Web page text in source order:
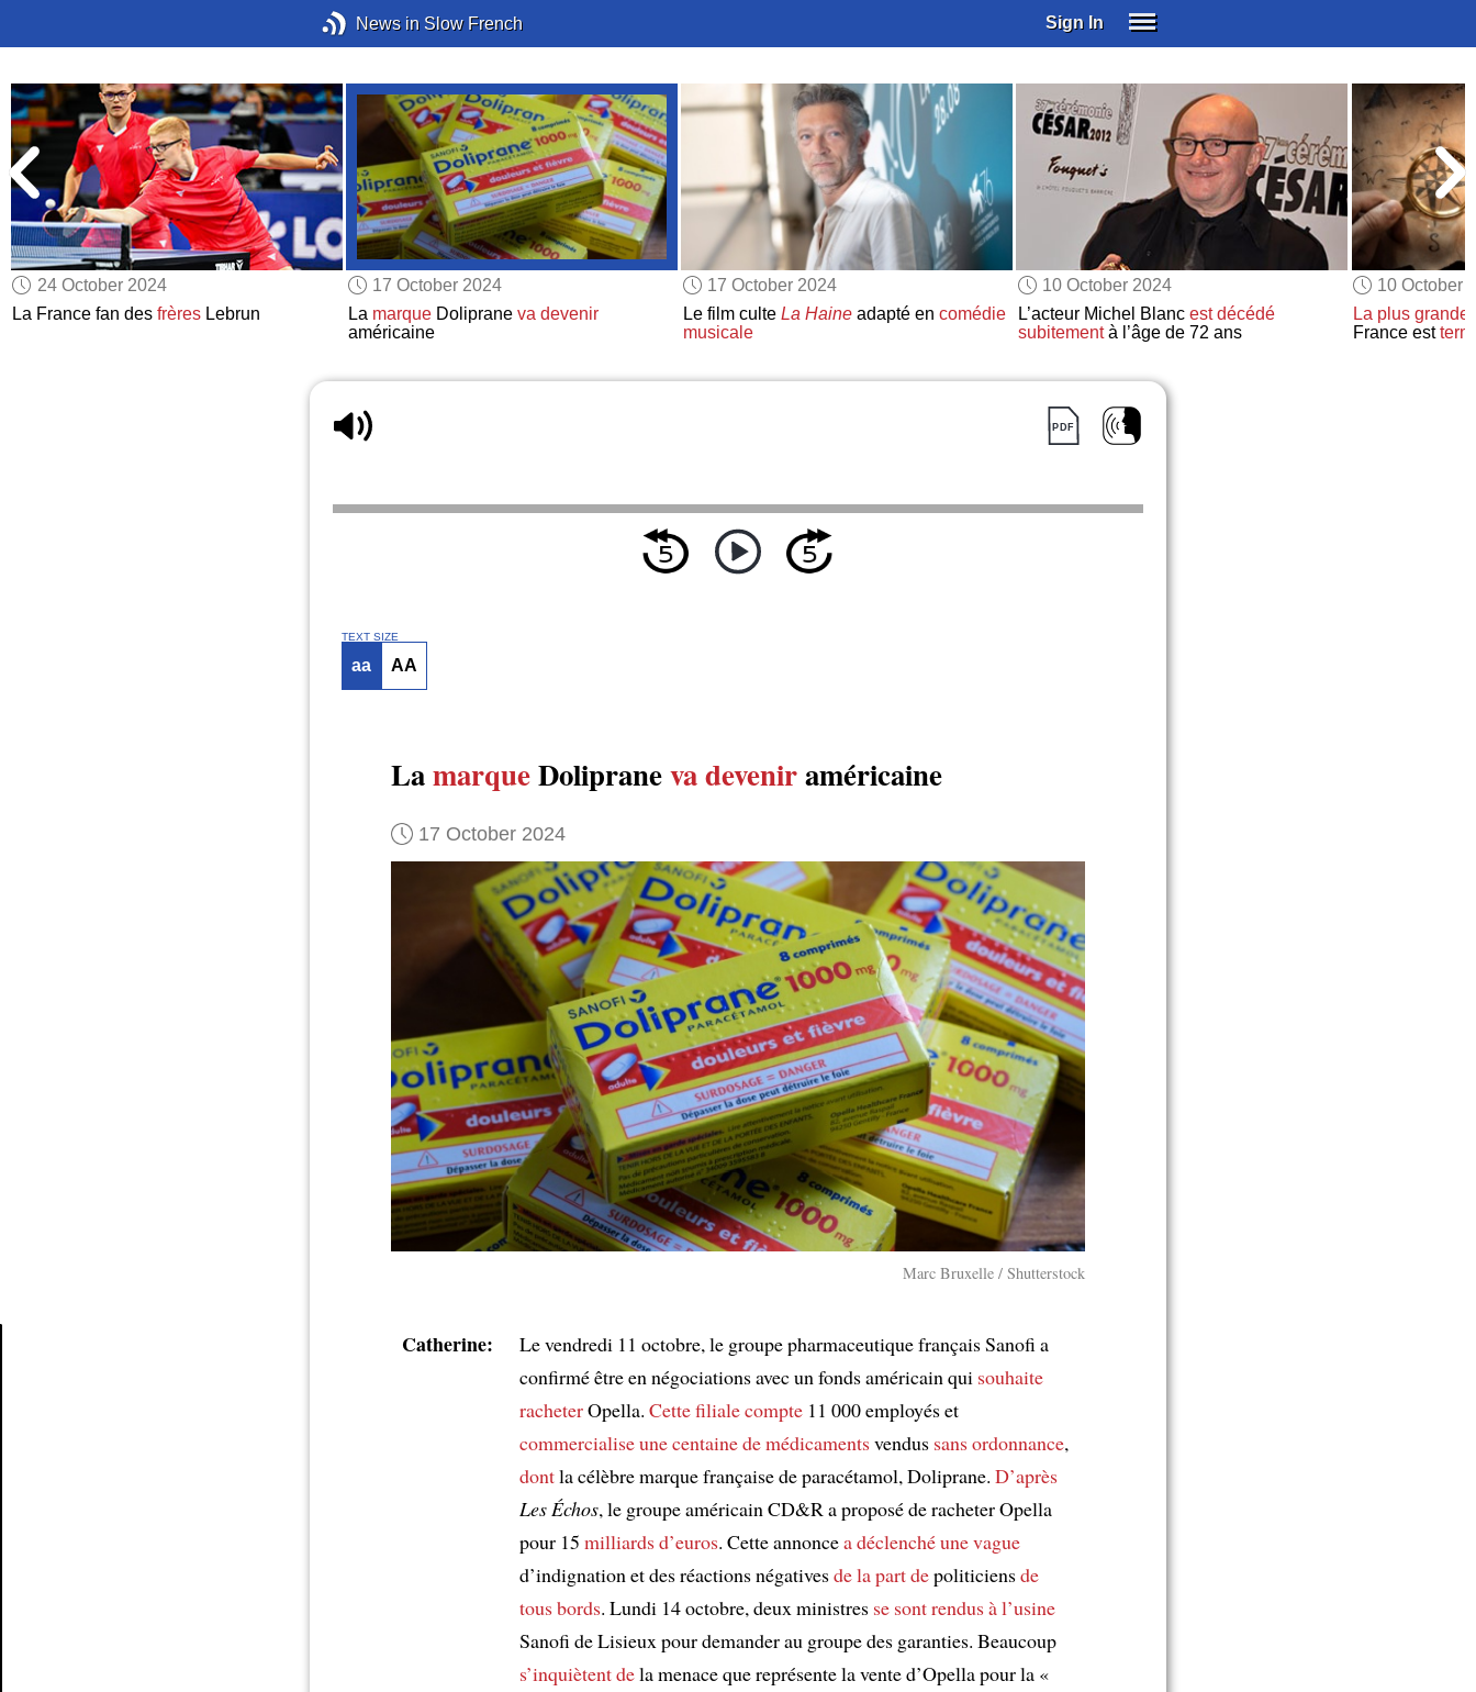
News in Slow French Sign In
SUBSCRIBE
EDUCATIONAL LICENSES
GIFT CARDS
OTHER LANGUAGES
ABOUT US
ALEXA
ADJUST COLORS
24 October 2024
La France fan desfrères Lebrun
17 October 2024
La marqueDoliprane va devenir
américaine
17 October 2024
Le film culte La Haineadapté en comédie
musicale
10 October 2024
L’acteur Michel Blanc est décédé
subitementà l’âge de 72 ans
10 October
La plus grande
France est
TEXT SIZE
aa AA
LamarqueDolipraneva deveniraméricaine
17 October 2024
Marc Bruxelle / Shutterstock
Catherine:
Le vendredi 11 octobre, le groupe pharmaceutique français Sanofi a
confirmé être en négociations avec un fonds américain qui souhaite
racheterOpella. Cette filialecompte 11 000 employés et
commercialiseune centaine de médicamentsvendus sans ordonnance,
dontla célèbre marque française de paracétamol, Doliprane. D’après
Les Échos, le groupe américain CD&R a proposé de racheter Opella
pour 15 milliards d’euros. Cette annoncea déclenchéune vague
d’indignation et des réactions négativesde la part depoliticiensde
tous bords. Lundi 14 octobre, deux ministres se sont rendus àl’usine
Sanofi de Lisieux pour demander au groupe des garanties. Beaucoup
s’inquiètent dela menace que représente la vente d’Opella pour la «